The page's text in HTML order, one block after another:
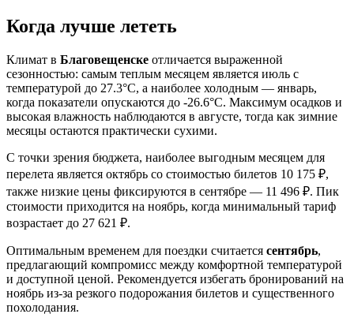
Когда лучше лететь
Климат в Благовещенске отличается выраженной
сезонностью: самым теплым месяцем является июль с
температурой до 27.3°C, а наиболее холодным — январь,
когда показатели опускаются до -26.6°C. Максимум осадков и
высокая влажность наблюдаются в августе, тогда как зимние
месяцы остаются практически сухими.
С точки зрения бюджета, наиболее выгодным месяцем для
перелета является октябрь со стоимостью билетов 10 175 ₽,
также низкие цены фиксируются в сентябре — 11 496 ₽. Пик
стоимости приходится на ноябрь, когда минимальный тариф
возрастает до 27 621 ₽.
Оптимальным временем для поездки считается сентябрь,
предлагающий компромисс между комфортной температурой
и доступной ценой. Рекомендуется избегать бронирований на
ноябрь из-за резкого подорожания билетов и существенного
похолодания.